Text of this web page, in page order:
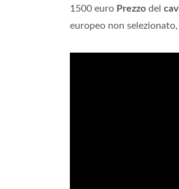
1500 euro Prezzo del
europeo non